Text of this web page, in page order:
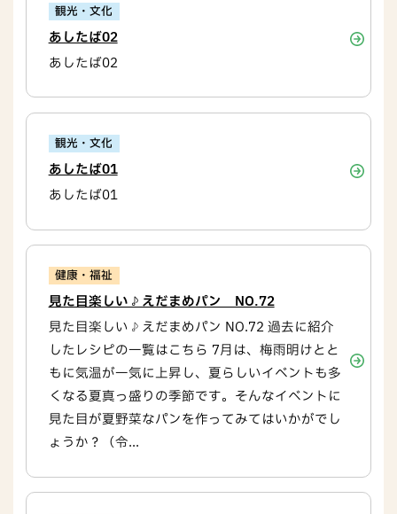
観光・文化
あしたば02
あしたば02
観光・文化
あしたば01
あしたば01
健康・福祉
見た目楽しい♪えだまめパン NO.72
見た目楽しい♪えだまめパン NO.72 過去に紹介
したレシピの一覧はこちら 7月は、梅雨明けとと
もに気温が一気に上昇し、夏らしいイベントも多
くなる夏真っ盛りの季節です。そんなイベントに
見た目が夏野菜なパンを作ってみてはいかがでし
ょうか？（令...